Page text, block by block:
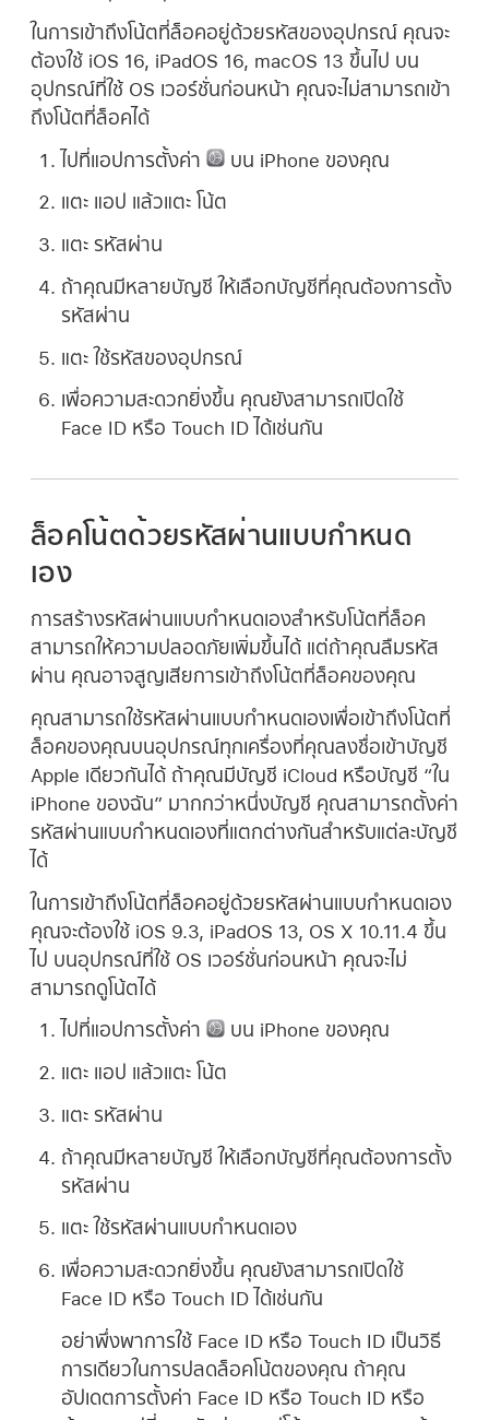
ในการเข้าถึงโน้ตที่ล็อคอยู่ด้วยรหัสของอุปกรณ์ คุณจะ
ต้องใช้ iOS 16, iPadOS 16, macOS 13 ขึ้นไป บน
อุปกรณ์ที่ใช้ OS เวอร์ชั่นก่อนหน้า คุณจะไม่สามารถเข้า
ถึงโน้ตที่ล็อคได้
ไปที่แอปการตั้งค่า บน iPhone ของคุณ
แตะ แอป แล้วแตะ โน้ต
แตะ รหัสผ่าน
ถ้าคุณมีหลายบัญชี ให้เลือกบัญชีที่คุณต้องการตั้ง
รหัสผ่าน
แตะ ใช้รหัสของอุปกรณ์
เพื่อความสะดวกยิ่งขึ้น คุณยังสามารถเปิดใช้
Face ID หรือ Touch ID ได้เช่นกัน
ล็อคโน้ตด้วยรหัสผ่านแบบกำหนด
เอง
การสร้างรหัสผ่านแบบกำหนดเองสำหรับโน้ตที่ล็อค
สามารถให้ความปลอดภัยเพิ่มขึ้นได้ แต่ถ้าคุณลืมรหัส
ผ่าน คุณอาจสูญเสียการเข้าถึงโน้ตที่ล็อคของคุณ
คุณสามารถใช้รหัสผ่านแบบกำหนดเองเพื่อเข้าถึงโน้ตที่
ล็อคของคุณบนอุปกรณ์ทุกเครื่องที่คุณลงชื่อเข้าบัญชี
Apple เดียวกันได้ ถ้าคุณมีบัญชี iCloud หรือบัญชี “ใน
iPhone ของฉัน” มากกว่าหนึ่งบัญชี คุณสามารถตั้งค่า
รหัสผ่านแบบกำหนดเองที่แตกต่างกันสำหรับแต่ละบัญชี
ได้
ในการเข้าถึงโน้ตที่ล็อคอยู่ด้วยรหัสผ่านแบบกำหนดเอง
คุณจะต้องใช้ iOS 9.3, iPadOS 13, OS X 10.11.4 ขึ้น
ไป บนอุปกรณ์ที่ใช้ OS เวอร์ชั่นก่อนหน้า คุณจะไม่
สามารถดูโน้ตได้
ไปที่แอปการตั้งค่า บน iPhone ของคุณ
แตะ แอป แล้วแตะ โน้ต
แตะ รหัสผ่าน
ถ้าคุณมีหลายบัญชี ให้เลือกบัญชีที่คุณต้องการตั้ง
รหัสผ่าน
แตะ ใช้รหัสผ่านแบบกำหนดเอง
เพื่อความสะดวกยิ่งขึ้น คุณยังสามารถเปิดใช้
Face ID หรือ Touch ID ได้เช่นกัน
อย่าพึ่งพาการใช้ Face ID หรือ Touch ID เป็นวิธี
การเดียวในการปลดล็อคโน้ตของคุณ ถ้าคุณ
อัปเดตการตั้งค่า Face ID หรือ Touch ID หรือ